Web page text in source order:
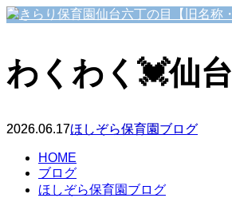
わくわく💓仙台
2026.06.17ほしぞら保育園ブログ
HOME
ブログ
ほしぞら保育園ブログ